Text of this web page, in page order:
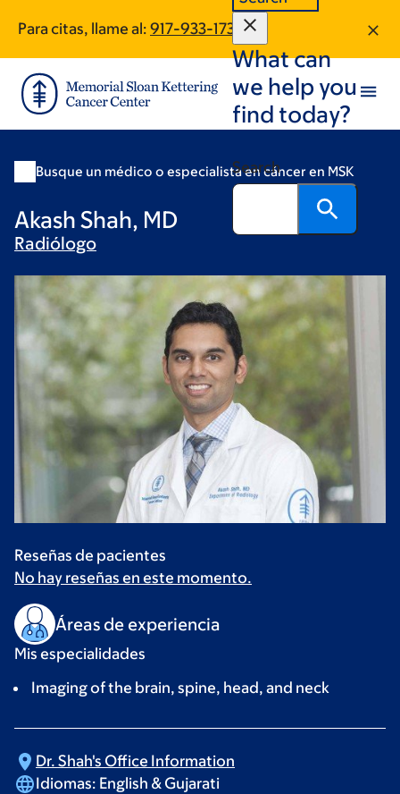
main
content
footer
Para citas, llame al: 917-933-1739
What can
we help you
find today?
Search
Busque un médico o especialista en cáncer en MSK
Akash Shah, MD
Radiólogo
Reseñas de pacientes
No hay reseñas en este momento.
Áreas de experiencia
Mis especialidades
Imaging of the brain, spine, head, and neck
Dr. Shah's Office Information
Idiomas: English & Gujarati